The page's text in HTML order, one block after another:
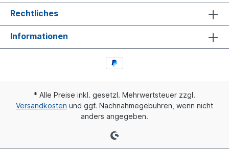
Rechtliches
Informationen
* Alle Preise inkl. gesetzl. Mehrwertsteuer zzgl.
Versandkosten und ggf. Nachnahmegebühren, wenn nicht
anders angegeben.